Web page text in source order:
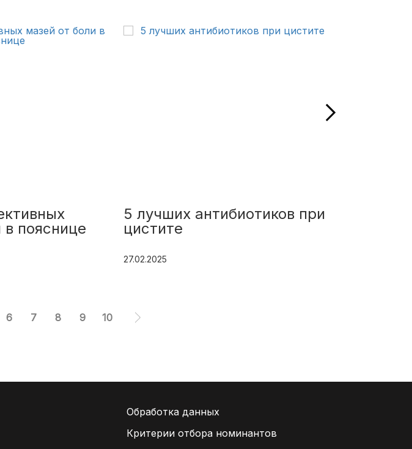
пояснице
5 лучших антибиотиков при
цистите
27.02.2025
6 7 8 9 10
Обработка данных
Критерии отбора номинантов